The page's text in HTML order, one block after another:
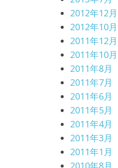
2012年12月
2012年10月
2011年12月
2011年10月
2011年8月
2011年7月
2011年6月
2011年5月
2011年4月
2011年3月
2011年1月
2010年8月